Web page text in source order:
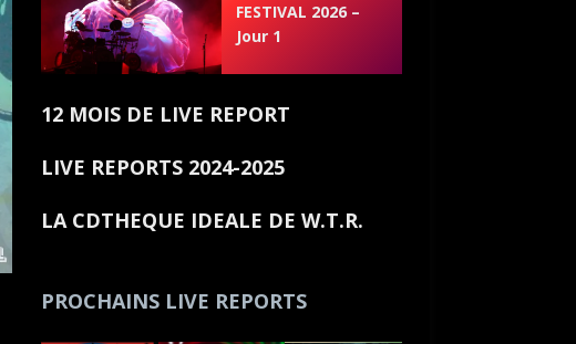
FESTIVAL 2026 –
Jour 1
12 MOIS DE LIVE REPORT
LIVE REPORTS 2024-2025
LA CDTHEQUE IDEALE DE W.T.R.
PROCHAINS LIVE REPORTS